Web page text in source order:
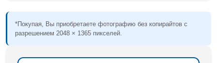
*Покупая, Вы приобретаете фотографию без копирайтов с
разрешением 2048 × 1365 пикселей.